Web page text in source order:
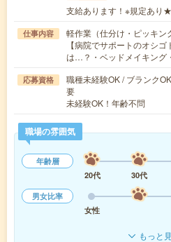
支給あります！※規定あり
仕事内容
軽作業（仕分け・ピッキン
【病院でサポートのオシ
は…？・ベッドメイキン
応募資格
職種未経験OK / ブランク
要
未経験OK！年齢不問
職場の雰囲気
年齢層
20代
30代
男女比率
女性
もっと